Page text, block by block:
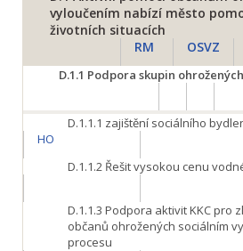
vyloučením nabízí město
životních situacích
RM
OSVZ
D.1.1 Podpora skupin
D.1.1.1 zajištění sociálního
HO
D.1.1.2 Řešit vysokou cenu
D.1.1.3 Podpora aktivit KKC pro
občanů ohrožených sociálním
procesu